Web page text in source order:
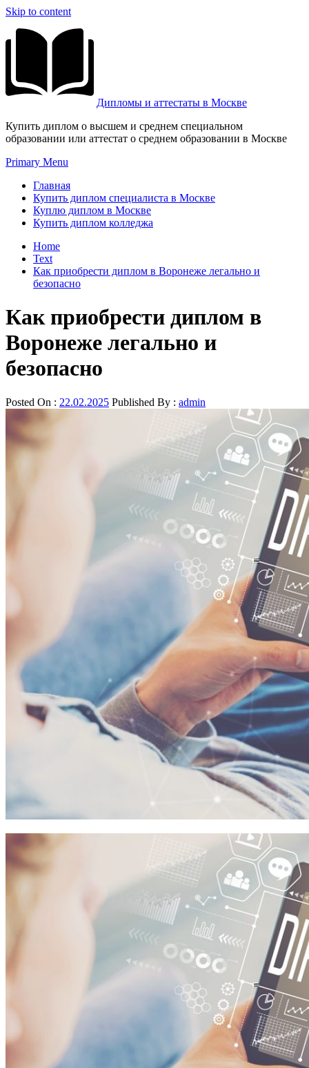
Skip to content
Дипломы и аттестаты в Москве
Купить диплом о высшем и среднем специальном
образовании или аттестат о среднем образовании в Москве
Primary Menu
Главная
Купить диплом специалиста в Москве
Куплю диплом в Москве
Купить диплом колледжа
Home
Text
Как приобрести диплом в Воронеже легально и
безопасно
Как приобрести диплом в
Воронеже легально и
безопасно
Posted On : 22.02.2025 Published By : admin